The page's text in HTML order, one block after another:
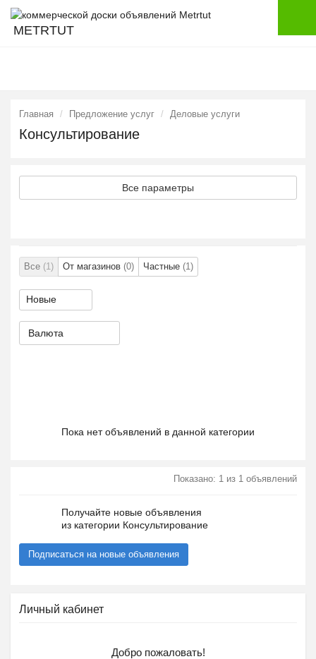
METRTUT
Главная Предложение услуг Деловые услуги
Консультирование
Все параметры
Все (1) От магазинов (0) Частные (1)
Валюта
Пока нет объявлений в данной категории
Показано: 1 из 1 объявлений
Получайте новые объявления
из категории Консультирование
Подписаться на новые объявления
Личный кабинет
Добро пожаловать!